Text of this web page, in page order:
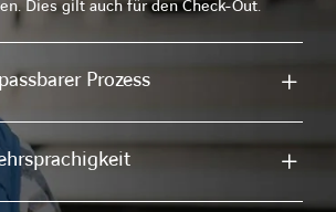
Dies gilt auch für den Check-Out.
Prozess